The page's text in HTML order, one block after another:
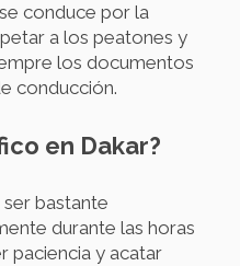
conduce por la
a los peatones y
los documentos
conducción.
en Dakar?
bastante
durante las horas
paciencia y acatar